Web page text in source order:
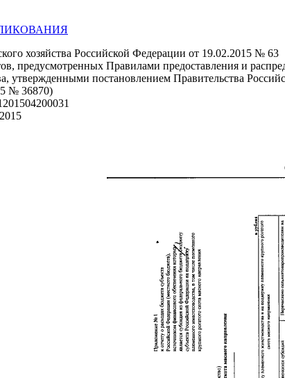
хозяйства Российской Федерации от 19.02.2015 № 63
предусмотренных Правилами предоставления и
утвержденными постановлением Правительства
№ 36870)